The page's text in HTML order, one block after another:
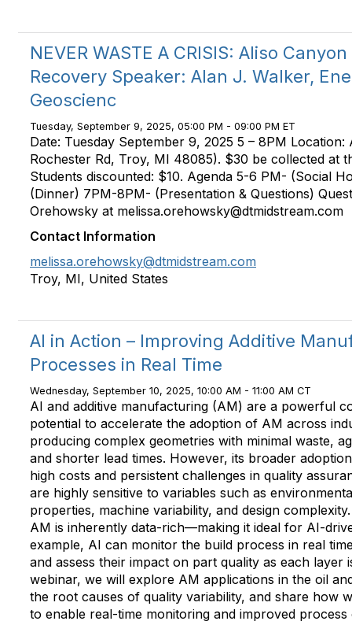
NEVER WASTE A CRISIS: Aliso
Recovery Speaker: Alan J. Walker,
Geoscienc
Tuesday, September 9, 2025, 05:00 PM - 09:00 PM ET
Date: Tuesday September 9, 2025 5 – 8PM
Rochester Rd, Troy, MI 48085). $30 be collected at
Students discounted: $10. Agenda 5-6 PM- (Social
(Dinner) 7PM-8PM- (Presentation & Questions)
Orehowsky at melissa.orehowsky@dtmidstream.com
Contact Information
melissa.orehowsky@dtmidstream.com
Troy, MI, United States
AI in Action – Improving Additive
Processes in Real Time
Wednesday, September 10, 2025, 10:00 AM - 11:00 AM CT
AI and additive manufacturing (AM) are a powerful
potential to accelerate the adoption of AM across
producing complex geometries with minimal waste,
and shorter lead times. However, its broader
high costs and persistent challenges in quality
are highly sensitive to variables such as
properties, machine variability, and design
AM is inherently data-rich—making it ideal for AI-
example, AI can monitor the build process in real
and assess their impact on part quality as each layer
webinar, we will explore AM applications in the oil
the root causes of quality variability, and share how
to enable real-time monitoring and improved